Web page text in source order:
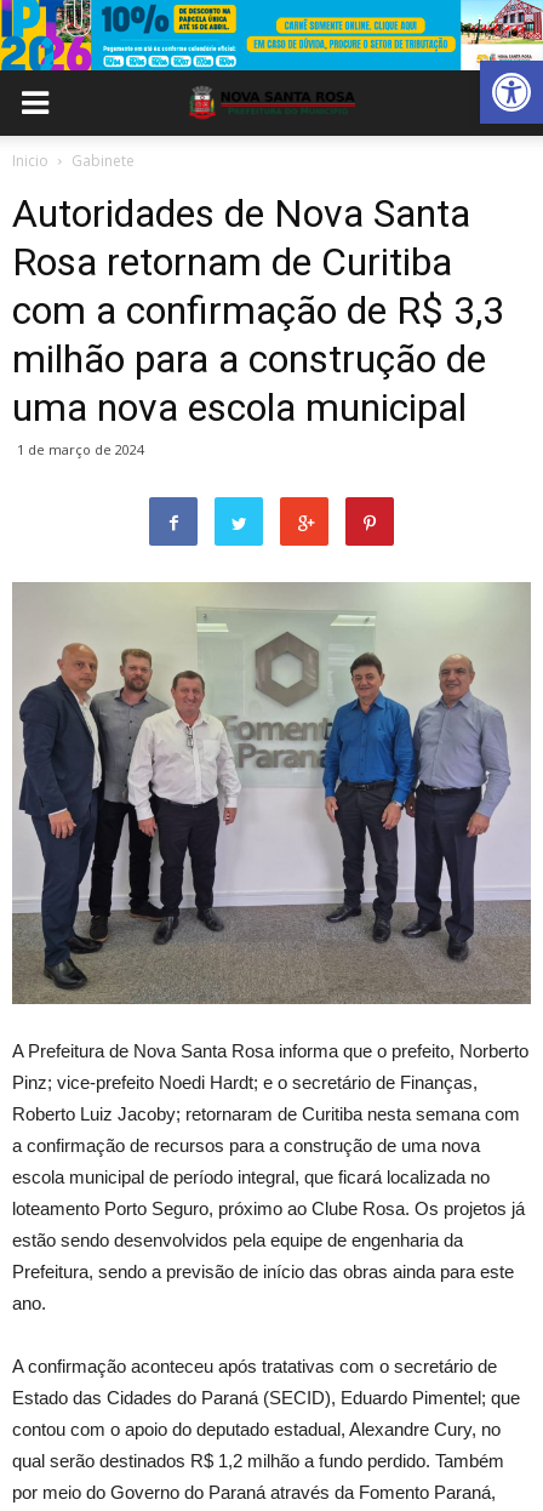
Abrir
Inicio Gabinete
Autoridades de Nova Santa
Rosa retornam de Curitiba
com a confirmação de R$ 3,3
milhão para a construção de
uma nova escola municipal
1 de março de 2024
A Prefeitura de Nova Santa Rosa informa que o prefeito, Norberto
Pinz; vice-prefeito Noedi Hardt; e o secretário de Finanças,
Roberto Luiz Jacoby; retornaram de Curitiba nesta semana com
a confirmação de recursos para a construção de uma nova
escola municipal de período integral, que ficará localizada no
loteamento Porto Seguro, próximo ao Clube Rosa. Os projetos já
estão sendo desenvolvidos pela equipe de engenharia da
Prefeitura, sendo a previsão de início das obras ainda para este
ano.
A confirmação aconteceu após tratativas com o secretário de
Estado das Cidades do Paraná (SECID), Eduardo Pimentel; que
contou com o apoio do deputado estadual, Alexandre Cury, no
qual serão destinados R$ 1,2 milhão a fundo perdido. Também
por meio do Governo do Paraná através da Fomento Paraná,